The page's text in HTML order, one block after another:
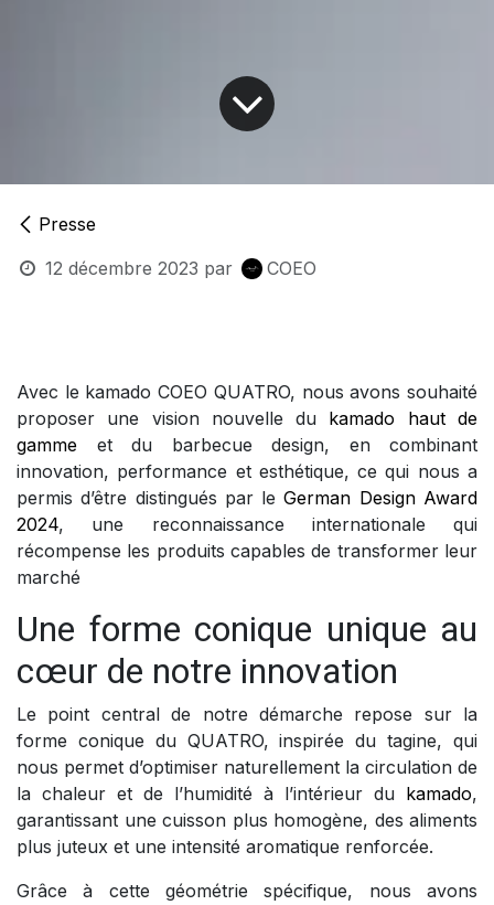
Presse
12 décembre 2023 par COEO
Avec le kamado COEO QUATRO, nous avons souhaité
proposer une vision nouvelle du kamado haut de
gamme et du barbecue design, en combinant
innovation, performance et esthétique, ce qui nous a
permis d’être distingués par leGerman Design Award
2024, une reconnaissance internationale qui
récompense les produits capables de transformer leur
marché
Une forme conique unique au
cœur de notre innovation
Le point central de notre démarche repose sur la
forme conique du QUATRO, inspirée du tagine, qui
nous permet d’optimiser naturellement la circulation de
la chaleur et de l’humidité à l’intérieur du kamado,
garantissant une cuisson plus homogène, des aliments
plus juteux et une intensité aromatique renforcée.
Grâce à cette géométrie spécifique, nous avons